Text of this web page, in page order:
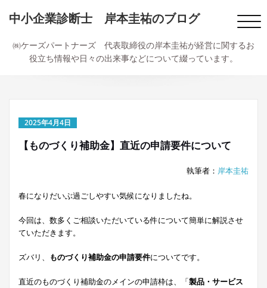
中小企業診断士 岸本圭祐のブログ
㈱ケーズパートナーズ 代表取締役の岸本圭祐が経営に関するお
役立ち情報や日々の出来事などについて綴っています。
ナ
ゲ
2025年4月4日
【ものづくり補助金】直近の申請要件について
執筆者： 岸本圭祐
春になりだいぶ過ごしやすい気候になりましたね。
今回は、数多くご相談いただいている件について簡単に解説させ
ていただきます。
ズバリ、 ものづくり補助金の申請要件についてです。
直近のものづくり補助金のメインの申請枠は、「製品・サービス